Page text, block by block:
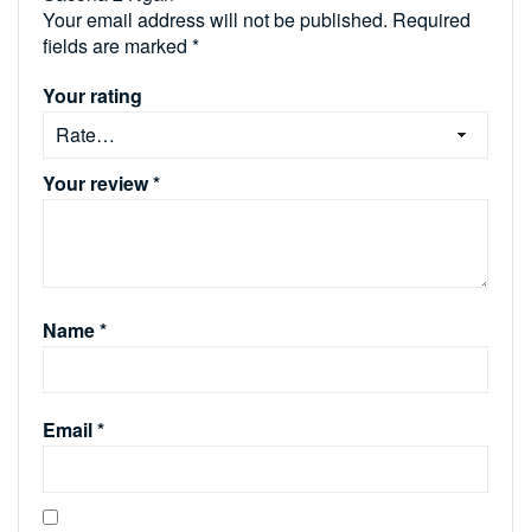
Your email address will not be published. Required
fields are marked *
Your rating
Your review*
Name*
Email*